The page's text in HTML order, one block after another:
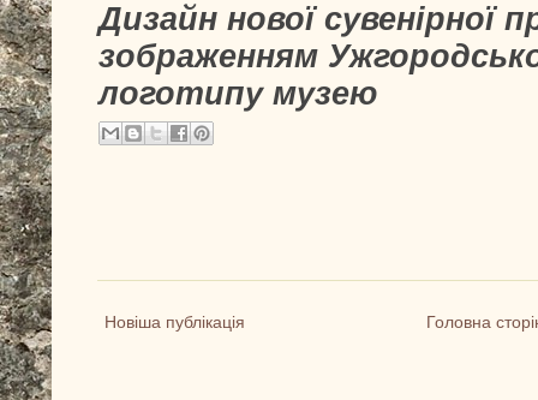
Дизайн нової сувенірної
зображенням
логотипу музею
Новіша публікація Головна